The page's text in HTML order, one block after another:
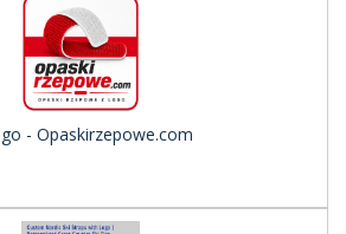
- Opaskirzepowe.com